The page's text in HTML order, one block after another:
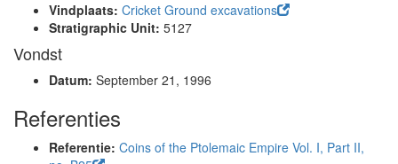
Vindplaats: Cricket Ground excavations
Stratigraphic Unit: 5127
Vondst
Datum: September 21, 1996
Referenties
Referentie: Coins of the Ptolemaic Empire Vol. I, Part II,